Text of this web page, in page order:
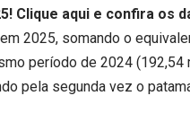
Clique aqui e confira os
2025, somando o
período de 2024 (192,54
pela segunda vez o